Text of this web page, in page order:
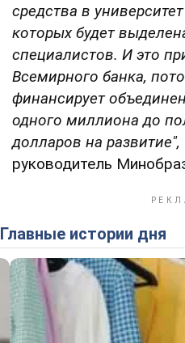
средства в
которых будет
специалистов. И это
Всемирного банка,
финансирует
одного миллиона до
долларов на развитие",
руководитель
Главные истории дня